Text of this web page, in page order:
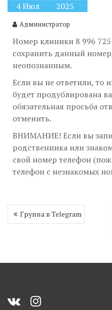
4Июл 2025
Администратор
Номер клиники 8 996
сохранить данный
неопознанным.
Если вы не ответили, то
будет продублирована
обязательная просьба
отменить.
ВНИМАНИЕ! Если вы
родственника или
свой номер телефон
телефон с незнакомых
Навигация
по
Группа в Telegram